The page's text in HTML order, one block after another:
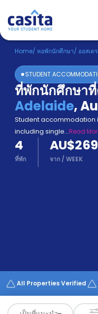
Home TH
เข้าสู่
ระบบ
Booking
Accommodation
About
Blog
Refer
And
Become
Works
Home/ หอพักนักศึกษา/ ออสเต
STUDENT
ที่พักนักศึกษา
Adelaide,
Student accommodation
including single...Read
4
ที่พัก
AU$269
จาก / WEEK
All Properties Verified